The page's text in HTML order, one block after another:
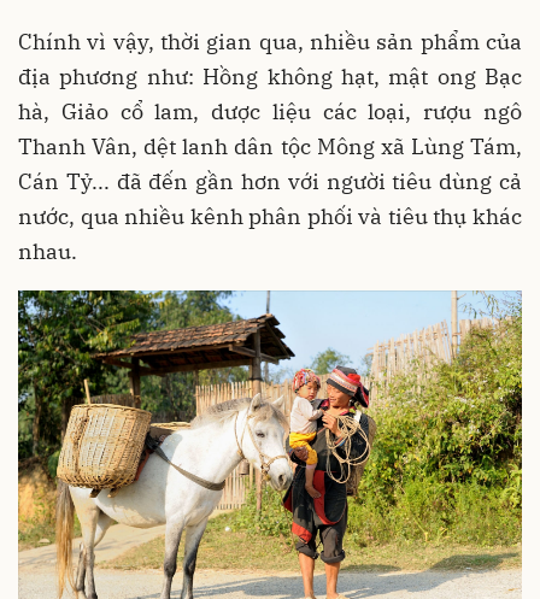
Chính vì vậy, thời gian qua, nhiều sản phẩm của
địa phương như: Hồng không hạt, mật ong Bạc
hà, Giảo cổ lam, dược liệu các loại, rượu ngô
Thanh Vân, dệt lanh dân tộc Mông xã Lùng Tám,
Cán Tỷ... đã đến gần hơn với người tiêu dùng cả
nước, qua nhiều kênh phân phối và tiêu thụ khác
nhau.